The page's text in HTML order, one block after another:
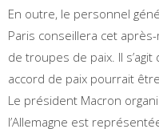
En outre, le personnel
Paris conseillera cet
de troupes de paix. Il
accord de paix pourrait
Le président Macron
l’Allemagne est